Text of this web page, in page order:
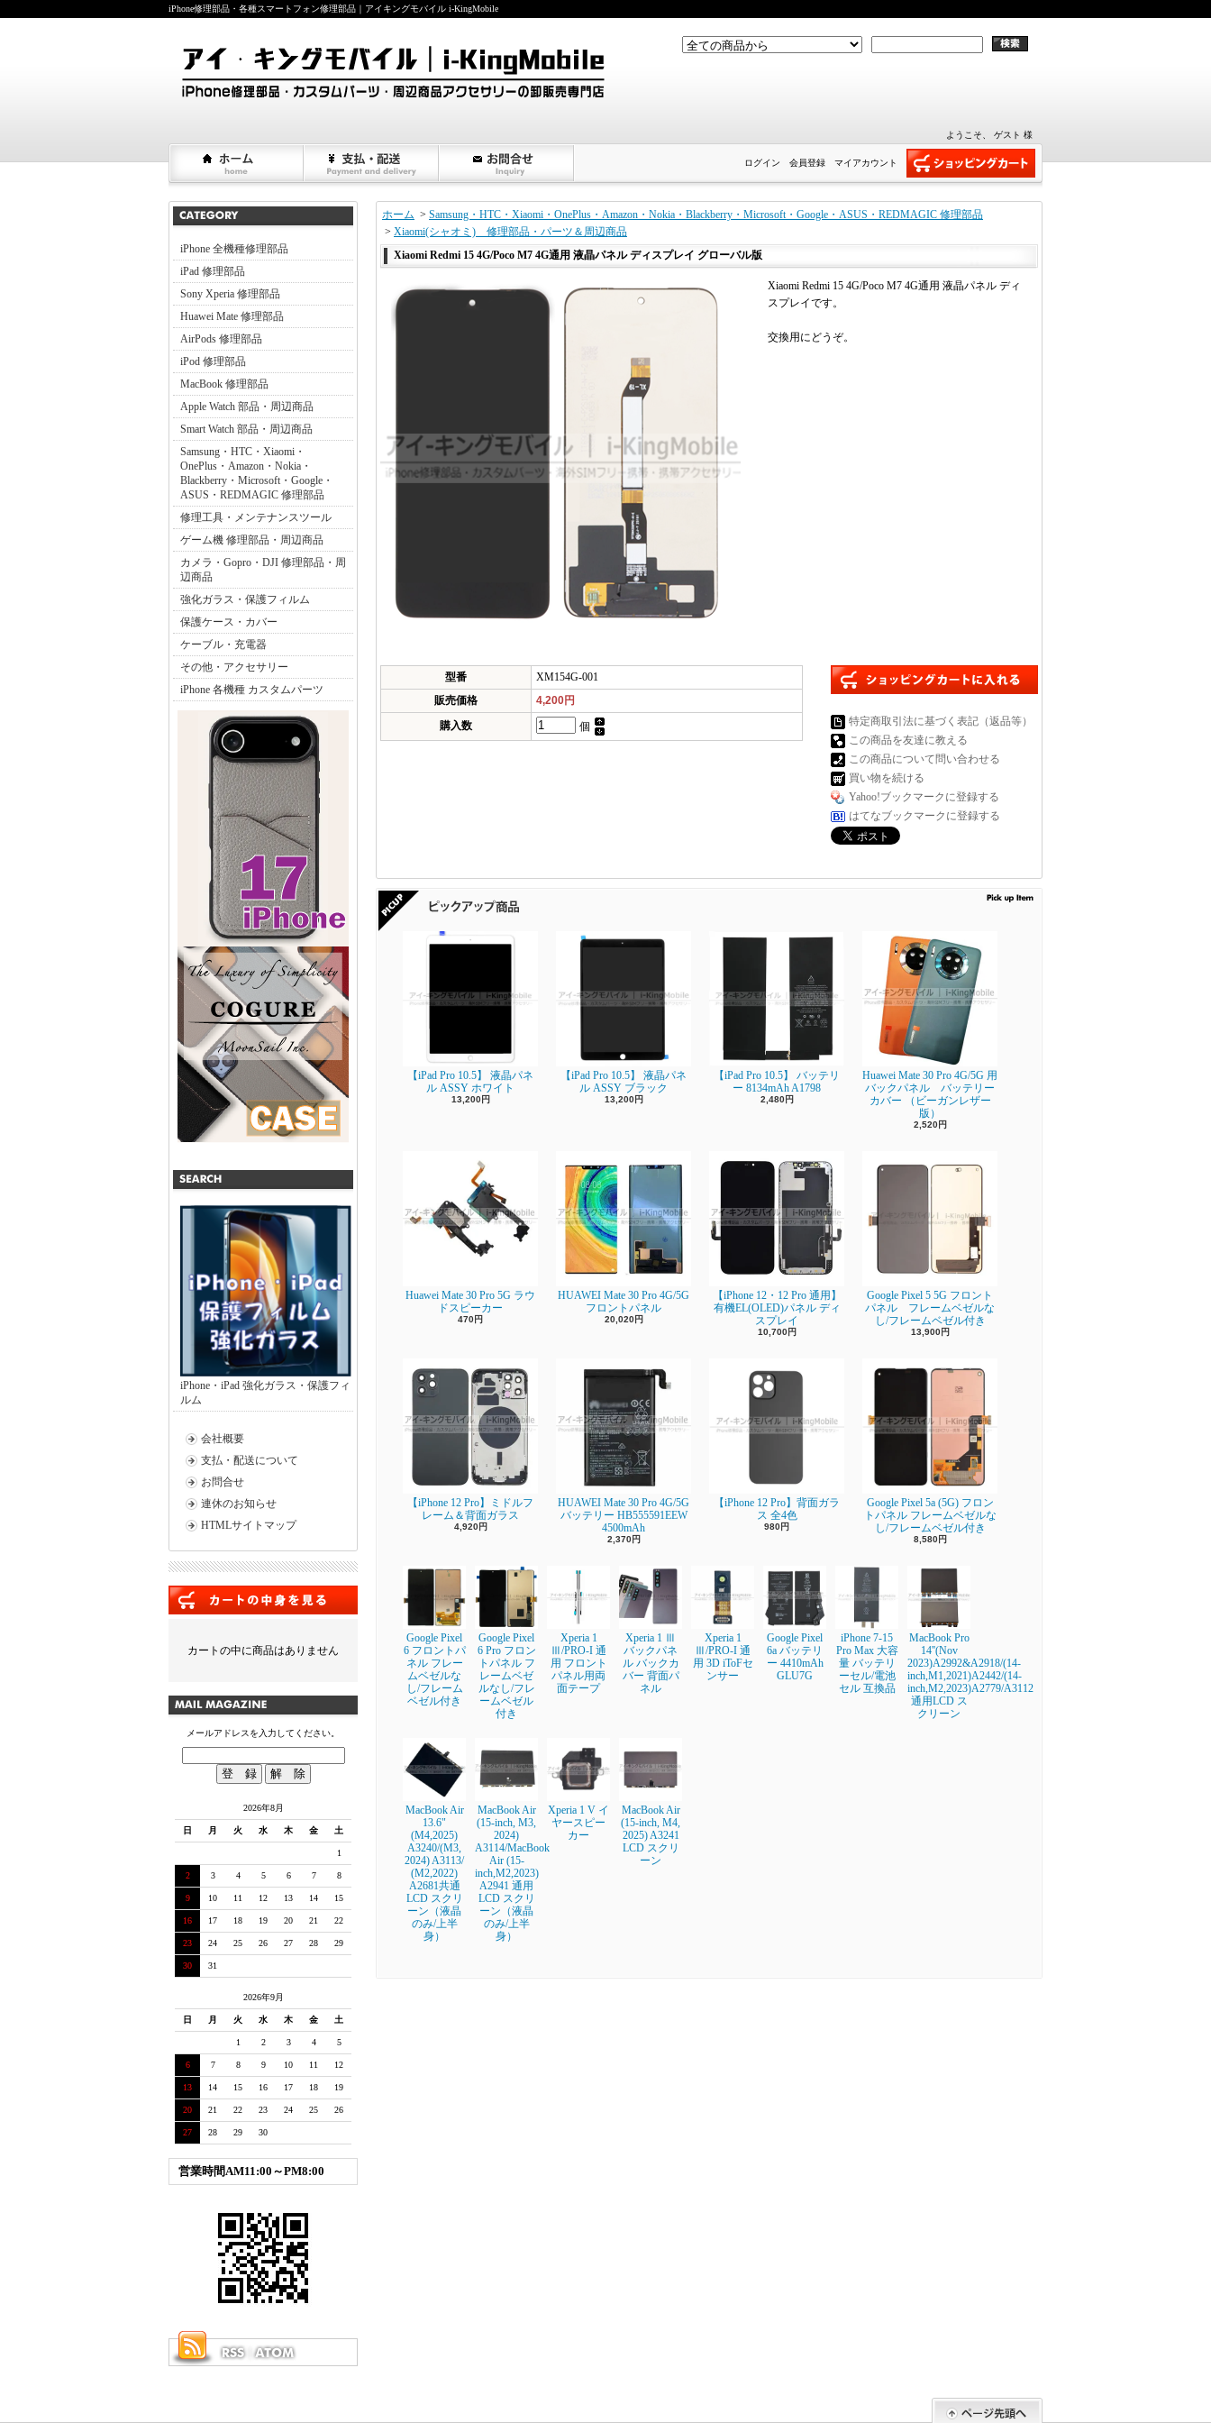
iPhone修理部品・各種スマートフォン修理部品｜アイキングモバイル i-KingMobile
ようこそ、 ゲスト 様
マイアカウント
会員登録
ログイン
iPhone 全機種修理部品
iPad 修理部品
Sony Xperia 修理部品
Huawei Mate 修理部品
AirPods 修理部品
iPod 修理部品
MacBook 修理部品
Apple Watch 部品・周辺商品
Smart Watch 部品・周辺商品
Samsung・HTC・Xiaomi・
OnePlus・Amazon・Nokia・
Blackberry・Microsoft・Google・
ASUS・REDMAGIC 修理部品
修理工具・メンテナンスツール
ゲーム機 修理部品・周辺商品
カメラ・Gopro・DJI 修理部品・周
辺商品
強化ガラス・保護フィルム
保護ケース・カバー
ケーブル・充電器
その他・アクセサリー
iPhone 各機種 カスタムパーツ
iPhone・iPad 強化ガラス・保護フィ
ルム
会社概要
支払・配送について
お問合せ
連休のお知らせ
HTMLサイトマップ
カートの中に商品はありません
メールアドレスを入力してください。
2026年8月
日 月 火 水 木 金 土
1
2 3 4 5 6 7 8
9 10 11 12 13 14 15
16 17 18 19 20 21 22
23 24 25 26 27 28 29
30 31
2026年9月
日 月 火 水 木 金 土
1 2 3 4 5
6 7 8 9 10 11 12
13 14 15 16 17 18 19
20 21 22 23 24 25 26
27 28 29 30
営業時間AM11:00～PM8:00
ホーム > Samsung・HTC・Xiaomi・OnePlus・Amazon・Nokia・Blackberry・Microsoft・Google・ASUS・REDMAGIC 修理部品
> Xiaomi(シャオミ) 修理部品・パーツ＆周辺商品
Xiaomi Redmi 15 4G/Poco M7 4G通用 液晶パネル ディスプレイ グローバル版
Xiaomi Redmi 15 4G/Poco M7 4G通用 液晶パネル ディ
スプレイです。
交換用にどうぞ。
型番
XM154G-001
販売価格
4,200円
購入数
個
特定商取引法に基づく表記（返品等）
この商品を友達に教える
この商品について問い合わせる
買い物を続ける
Yahoo!ブックマークに登録する
はてなブックマークに登録する
【iPad Pro 10.5】 液晶パネ
ル ASSY ホワイト
13,200円
【iPad Pro 10.5】 液晶パネ
ル ASSY ブラック
13,200円
【iPad Pro 10.5】 バッテリ
ー 8134mAh A1798
2,480円
Huawei Mate 30 Pro 4G/5G 用
バックパネル バッテリー
カバー （ビーガンレザー
版）
2,520円
Huawei Mate 30 Pro 5G ラウ
ドスピーカー
470円
HUAWEI Mate 30 Pro 4G/5G
フロントパネル
20,020円
【iPhone 12・12 Pro 通用】
有機EL(OLED)パネル ディ
スプレイ
10,700円
Google Pixel 5 5G フロント
パネル フレームベゼルな
し/フレームベゼル付き
13,900円
【iPhone 12 Pro】ミドルフ
レーム＆背面ガラス
4,920円
HUAWEI Mate 30 Pro 4G/5G
バッテリー HB555591EEW
4500mAh
2,370円
【iPhone 12 Pro】背面ガラ
ス 全4色
980円
Google Pixel 5a (5G) フロン
トパネル フレームベゼルな
し/フレームベゼル付き
8,580円
Google Pixel
6 フロントパ
ネル フレー
ムベゼルな
し/フレーム
ベゼル付き
Google Pixel
6 Pro フロン
トパネル フ
レームベゼ
ルなし/フレ
ームベゼル
付き
Xperia 1
Ⅲ/PRO-I 通
用 フロント
パネル用両
面テープ
Xperia 1 Ⅲ
バックパネ
ル バックカ
バー 背面パ
ネル
Xperia 1
Ⅲ/PRO-I 通
用 3D iToFセ
ンサー
Google Pixel
6a バッテリ
ー 4410mAh
GLU7G
iPhone 7-15
Pro Max 大容
量 バッテリ
ーセル/電池
セル 互換品
MacBook Pro
14''(Nov
2023)A2992&A2918/(14-
inch,M1,2021)A2442/(14-
inch,M2,2023)A2779/A3112
通用LCD ス
クリーン
MacBook Air
13.6"
(M4,2025)
A3240/(M3,
2024) A3113/
(M2,2022)
A2681共通
LCD スクリ
ーン（液晶
のみ/上半
身）
MacBook Air
(15-inch, M3,
2024)
A3114/MacBook
Air (15-
inch,M2,2023)
A2941 通用
LCD スクリ
ーン（液晶
のみ/上半
身）
Xperia 1 V イ
ヤースピー
カー
MacBook Air
(15-inch, M4,
2025) A3241
LCD スクリ
ーン